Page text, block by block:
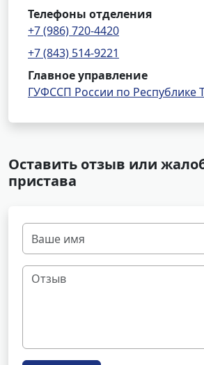
Телефоны отделения
+7 (986) 720-4420
+7 (843) 514-9221
Главное управление
ГУФССП России по Республике
Оставить отзыв или
пристава